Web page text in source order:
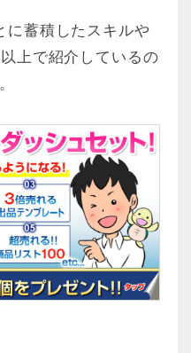
に蓄積したスキルや
上で紹介しているの